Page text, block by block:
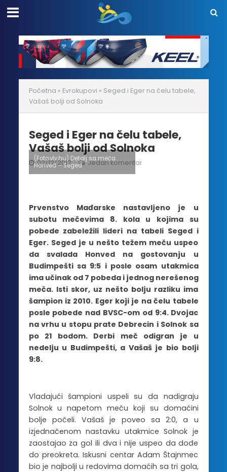
Početna » Evrokupovi » Seged i Eger na čelu tabele,
Vašaš bolji od Solnoka
Seged i Eger na čelu tabele,
Vašaš bolji od Solnoka
02/12/2012 Jedan komentar
(Foto:vlv.hu) Detalj sa meča
Honved – Seged
Prvenstvo Mađarske nastavljeno je u
subotu mečevima 8. kola u kojima su
pobede zabeležili lideri na tabeli Seged i
Eger. Seged je u nešto težem meču uspeo
da svalada Honved na gostovanju u
Budimpešti sa 9:5 i posle osam utakmica
ima učinak od 7 pobeda i jednog nerešenog
meča. Isti skor, uz nešto bolju razliku ima
šampion iz 2010. Eger koji je na čelu tabele
posle pobede nad BVSC-om od 9:4. Dvojac
na vrhu u stopu prate Debrecin i Solnok sa
po 21 bodom. Derbi meč odigran je u
nedelju u Budimpešti, a Vašaš je bio bolji
9:8.
Vladajući šampioni uspeli su da nadigraju
Solnok u napetom meču koji su domaćini
bolje počeli. Vašaš je poveo sa 2:0, a u
izjednačenom nastavku utakmice Solnok je
zaostajao za gol ili dva i nije uspeo da dođe
do preokreta. Iskusni centar Adam Štajnmec
bio je najbolji u redovima domaćih sa tri gola,